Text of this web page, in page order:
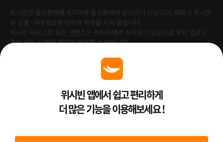
위시빈은 통신판매중개자이며 통신판매의 당사자가 아닙니다. 따라서 위시빈
은 상품·거래정보에 대하여 책임을 지지 않습니다.
위시빈 서비스의 모든 콘텐츠는 저작자에게 저작권이 있으므로 무단 업로드
혹은 사용 시 법적 책임이 발생할 수 있습니다.
Venture Enterprise위시빈 앱에서 쉽고 편리하게
더 많은 기능을 이용해보세요 !